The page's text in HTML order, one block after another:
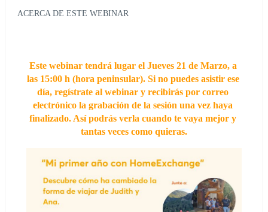
ACERCA DE ESTE WEBINAR
Este webinar tendrá lugar el Jueves 21 de Marzo, a
las 15:00 h (hora peninsular). Si no puedes asistir ese
día, regístrate al webinar y recibirás por correo
electrónico la grabación de la sesión una vez haya
finalizado. Así podrás verla cuando te vaya mejor y
tantas veces como quieras.